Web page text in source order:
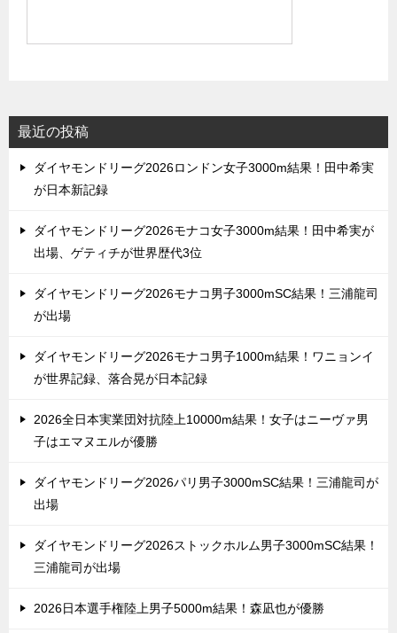
最近の投稿
ダイヤモンドリーグ2026ロンドン女子3000m結果！田中希実
が日本新記録
ダイヤモンドリーグ2026モナコ女子3000m結果！田中希実が
出場、ゲティチが世界歴代3位
ダイヤモンドリーグ2026モナコ男子3000mSC結果！三浦龍司
が出場
ダイヤモンドリーグ2026モナコ男子1000m結果！ワニョンイ
が世界記録、落合晃が日本記録
2026全日本実業団対抗陸上10000m結果！女子はニーヴァ男
子はエマヌエルが優勝
ダイヤモンドリーグ2026パリ男子3000mSC結果！三浦龍司が
出場
ダイヤモンドリーグ2026ストックホルム男子3000mSC結果！
三浦龍司が出場
2026日本選手権陸上男子5000m結果！森凪也が優勝